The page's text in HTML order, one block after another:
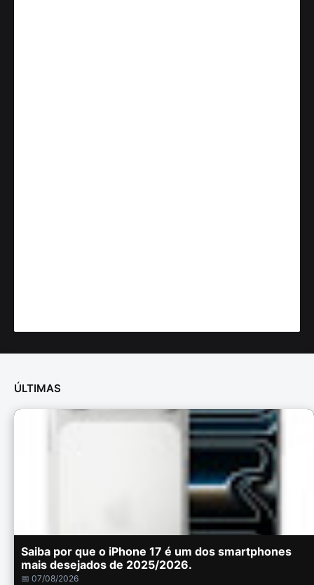
ÚLTIMAS
Saiba por que o iPhone 17 é um dos smartphones
mais desejados de 2025/2026.
📅 07/08/2026